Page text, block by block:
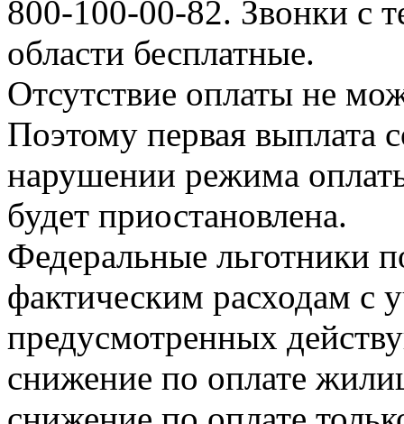
800-100-00-82. Звонки с
области бесплатные.
Отсутствие оплаты не
Поэтому первая выплата
нарушении режима
будет приостановлена.
Федеральные льготники
фактическим расходам с
предусмотренных
снижение по оплате